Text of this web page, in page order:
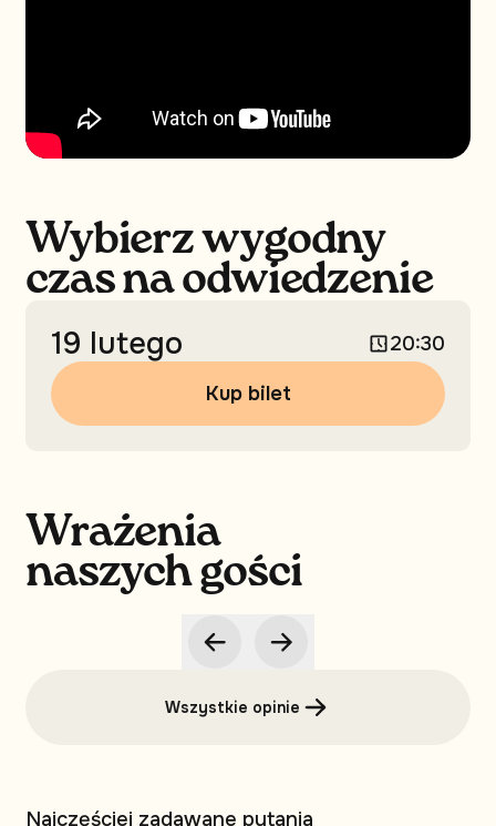
Wybierz wygodny
czas na odwiedzenie
19 lutego
20:30
Kup bilet
Wrażenia
naszych gości
Wszystkie opinie
Najczęściej zadawane pytania